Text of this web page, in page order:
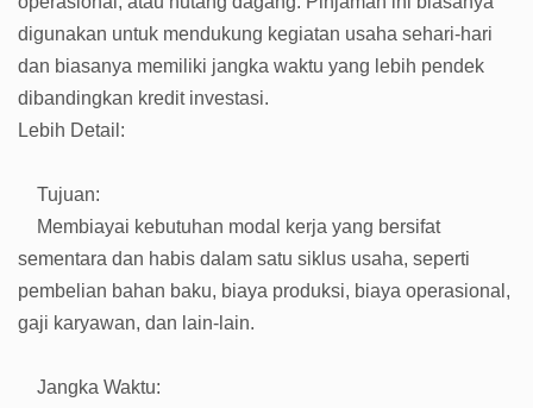
digunakan untuk mendukung kegiatan usaha sehari-hari
dan biasanya memiliki jangka waktu yang lebih pendek
dibandingkan kredit investasi.
Lebih Detail:
Tujuan:
Membiayai kebutuhan modal kerja yang bersifat
sementara dan habis dalam satu siklus usaha, seperti
pembelian bahan baku, biaya produksi, biaya operasional,
gaji karyawan, dan lain-lain.
Jangka Waktu: